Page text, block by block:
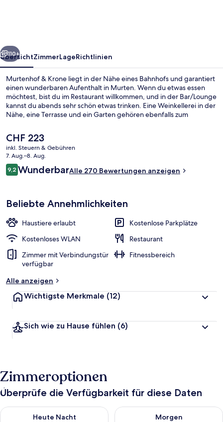
Weiter
110+
ÜbersichtZimmerLageRichtlinien
Murtenhof & Krone liegt in der Nähe eines Bahnhofs und garantiert
einen wunderbaren Aufenthalt in Murten. Wenn du etwas essen
möchtest, bist du im Restaurant willkommen, und in der Bar/Lounge
kannst du abends sehr schön etwas trinken. Eine Weinkellerei in der
Nähe, eine Terrasse und ein Garten gehören ebenfalls zum
Der
aktuelle
Preis
beträgt
CHF 223.
CHF 223
inkl. Steuern & Gebühren
7. Aug.–8. Aug.
Bewertungen
9,29,2 von 10.
WunderbarAlle 270 Bewertungen anzeigen
Beliebte Annehmlichkeiten
Haustiere erlaubt
Kostenlose Parkplätze
Kostenloses WLAN
Restaurant
Zimmer mit Verbindungstür
verfügbar
Fitnessbereich
Alle anzeigen
Wichtigste Merkmale (12)
Sich wie zu Hause fühlen (6)
Zimmeroptionen
Überprüfe die Verfügbarkeit für diese Daten
Heute Nacht
Überprüfe die Verfügbarkeit für heute Nacht, Aug. 6 - Aug. 7.
Morgen
Überprüfe die Verfügbarkeit